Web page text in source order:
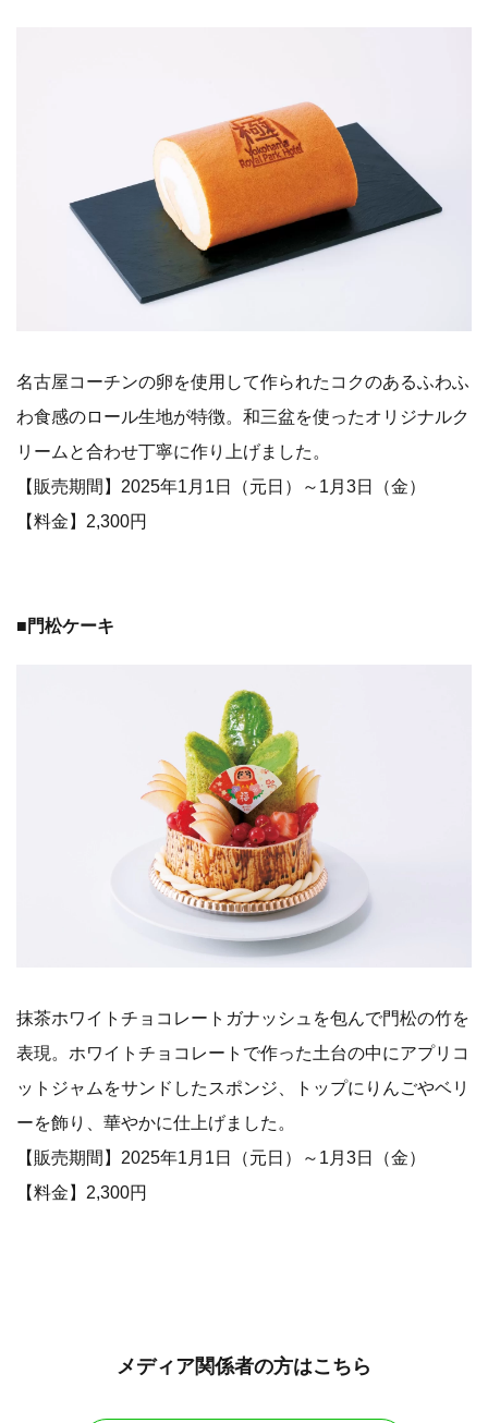
名古屋コーチンの卵を使用して作られたコクのあるふわふ
わ食感のロール生地が特徴。和三盆を使ったオリジナルク
リームと合わせ丁寧に作り上げました。
【販売期間】2025年1月1日（元日）～1月3日（金）
【料金】2,300円
■ 門松ケーキ
抹茶ホワイトチョコレートガナッシュを包んで門松の竹を
表現。ホワイトチョコレートで作った土台の中にアプリコ
ットジャムをサンドしたスポンジ、トップにりんごやベリ
ーを飾り、華やかに仕上げました。
【販売期間】2025年1月1日（元日）～1月3日（金）
【料金】2,300円
メディア関係者の方はこちら